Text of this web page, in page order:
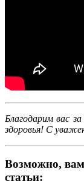
Благодарим вас
здоровья! С
Возможно,
статьи: